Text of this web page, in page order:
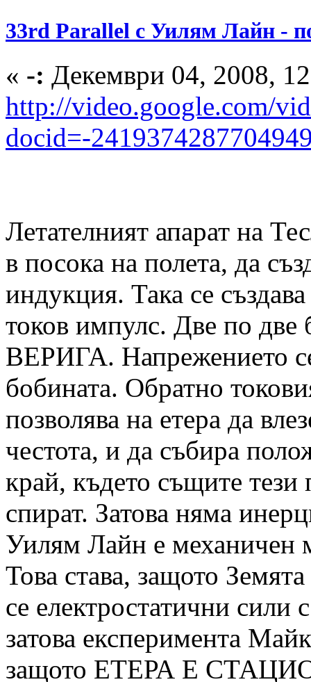
33rd Parallel с Уилям Лайн -
« -: Декември 04, 2008,
http://video.google.com/
docid=-
Летателният апарат на
в посока на полета, да
индукция. Така се
токов импулс. Две по
ВЕРИГА. Напрежението
бобината. Обратно
позволява на етера да
честота, и да събира
край, където същите
спират. Затова няма
Уилям Лайн е механичен
Това става, защото
се електростатични
затова експеримента
защото ЕТЕРА Е